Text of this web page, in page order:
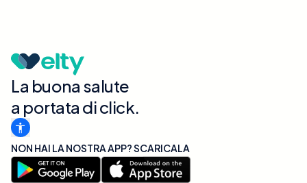
La buona salute
a portata di click.
NON HAI LA NOSTRA APP? SCARICALA